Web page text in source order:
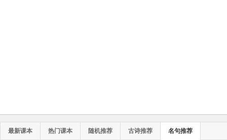
最新课本 热门课本 随机推荐 古诗推荐 名句推荐